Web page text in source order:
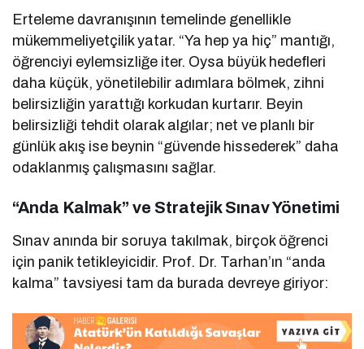
Erteleme davranışının temelinde genellikle
mükemmeliyetçilik yatar. “Ya hep ya hiç” mantığı,
öğrenciyi eylemsizliğe iter. Oysa büyük hedefleri
daha küçük, yönetilebilir adımlara bölmek, zihni
belirsizliğin yarattığı korkudan kurtarır. Beyin
belirsizliği tehdit olarak algılar; net ve planlı bir
günlük akış ise beynin “güvende hissederek” daha
odaklanmış çalışmasını sağlar.
“Anda Kalmak” ve Stratejik Sınav Yönetimi
Sınav anında bir soruya takılmak, birçok öğrenci
için panik tetikleyicidir. Prof. Dr. Tarhan’ın “anda
kalma” tavsiyesi tam da burada devreye giriyor: